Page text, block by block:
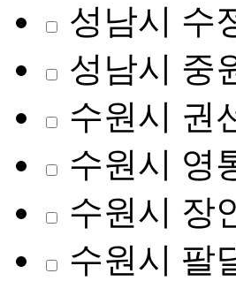
성남시 수
성남시 중
수원시 권
수원시 영
수원시 장
수원시 팔